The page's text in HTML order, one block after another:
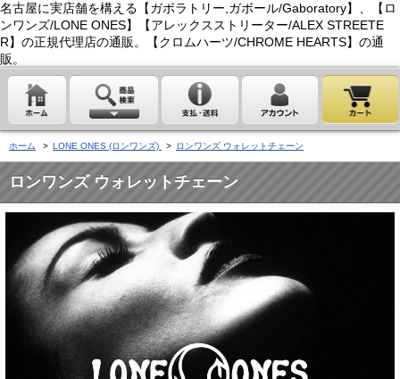
名古屋に実店舗を構える【ガボラトリー,ガボール/Gaboratory】、【ロ
ンワンズ/LONE ONES】【アレックスストリーター/ALEX STREETE
R】の正規代理店の通販。【クロムハーツ/CHROME HEARTS】の通
販。
ホーム > LONE ONES (ロンワンズ) > ロンワンズ ウォレットチェーン
ロンワンズ ウォレットチェーン